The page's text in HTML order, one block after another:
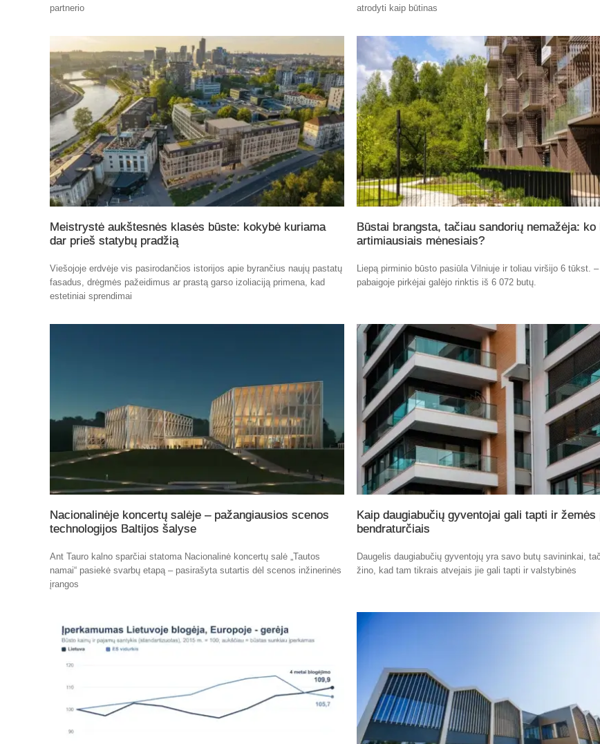
partnerio
atrodyti kaip būtinas
Meistrystė aukštesnės klasės būste: kokybė kuriama
dar prieš statybų pradžią
Viešojoje erdvėje vis pasirodančios istorijos apie byrančius naujų pastatų
fasadus, drėgmės pažeidimus ar prastą garso izoliaciją primena, kad
estetiniai sprendimai
Būstai brangsta, tačiau sandorių nemažėja: ko
artimiausiais mėnesiais?
Liepą pirminio būsto pasiūla Vilniuje ir toliau viršijo 6 tūkst.
pabaigoje pirkėjai galėjo rinktis iš 6 072 butų.
Nacionalinėje koncertų salėje – pažangiausios scenos
technologijos Baltijos šalyse
Ant Tauro kalno sparčiai statoma Nacionalinė koncertų salė „Tautos
namai“ pasiekė svarbų etapą – pasirašyta sutartis dėl scenos inžinerinės
įrangos
Kaip daugiabučių gyventojai gali tapti ir žemės
bendraturčiais
Daugelis daugiabučių gyventojų yra savo butų savininkai,
žino, kad tam tikrais atvejais jie gali tapti ir valstybinės